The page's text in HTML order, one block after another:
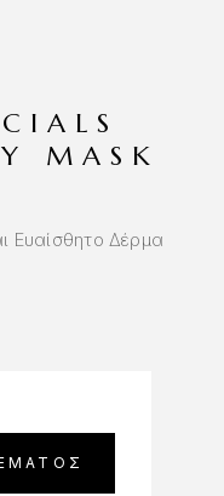
MASK
Ευαίσθητο Δέρμα